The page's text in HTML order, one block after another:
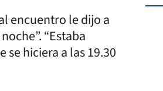
encuentro le dijo a
“Estaba
se hiciera a las 19.30